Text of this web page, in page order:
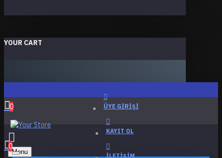
YOUR CART
ÜYE GIRIŞI
KAYIT OL
İLETIŞIM
0
0
Menu